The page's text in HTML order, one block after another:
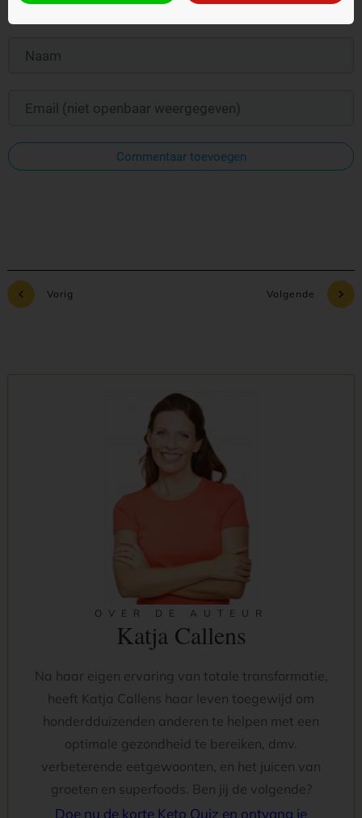
Commentaar toevoegen
Vorig Volgende
OVER DE AUTEUR
Katja Callens
Na haar eigen ervaring van totale transformatie,
heeft Katja Callens haar leven toegewijd om
honderdduizenden anderen te helpen met een
optimale gezondheid te bereiken, dmv.
verbeterende eetgewoonten, en het juicen van
groeten en superfoods. Ben jij de volgende?
Doe nu de korte Keto Quiz en ontvang je